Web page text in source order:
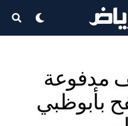
مدفوعة
بأبوظبي